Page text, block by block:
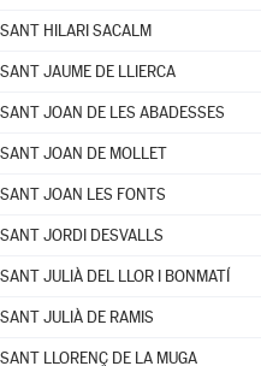
SANT HILARI SACALM
SANT JAUME DE LLIERCA
SANT JOAN DE LES ABADESSES
SANT JOAN DE MOLLET
SANT JOAN LES FONTS
SANT JORDI DESVALLS
SANT JULIÀ DEL LLOR I BONMATÍ
SANT JULIÀ DE RAMIS
SANT LLORENÇ DE LA MUGA